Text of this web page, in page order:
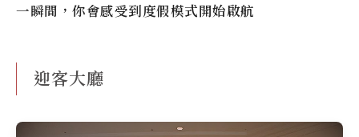
一瞬間，你會感受到度假模式開始啟航
迎客大廳